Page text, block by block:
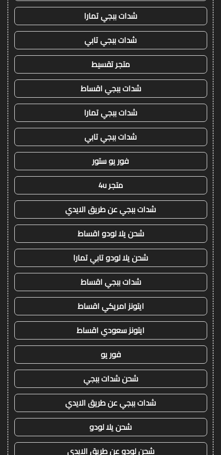
شدات ببجي تمارا
شدات ببجي تابي
متجر تقسيط
شدات ببجي اقساط
شدات ببجي تمارا
شدات ببجي تابي
فور يو ستور
متجر 4u
شدات ببجي عن طريق الايدي
شحن يلا لودو اقساط
شحن يلا لودو تابي تمارا
شدات ببجي اقساط
ايتونز امريكي اقساط
ايتونز سعودي اقساط
فور يو
شحن شدات ببجي
شدات ببجي عن طريق الايدي
شحن يلا لودو
شحن لودو عن طريق الايدي